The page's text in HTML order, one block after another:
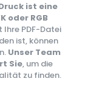
ist eine
oder RGB
PDF-Datei
ist, können
Unser Team
Sie, um die
zu finden.